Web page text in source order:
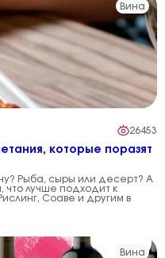
Вина
26453
которые поразят
Рыба, сыры или десерт? А
что лучше подходит к
Соаве и другим в
Вина